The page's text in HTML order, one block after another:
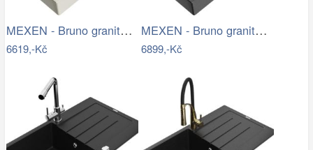
MEXEN - Bruno granitový dřez s…
6619,-Kč
MEXEN - Bruno granitový dřez s…
6899,-Kč